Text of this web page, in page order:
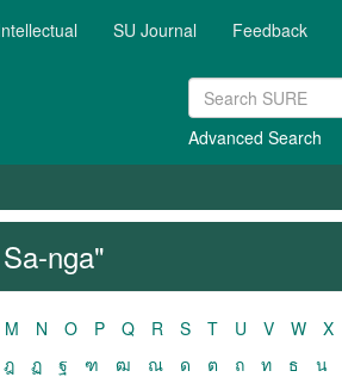
SU Journal Feedback
Advanced Search
nga"
M N O P Q R S T U V W X
ฎ ฏ ฐ ฑ ฒ ณ ด ต ถ ท ธ น